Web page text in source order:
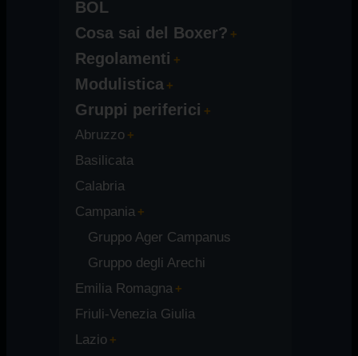
BOL
Cosa sai del Boxer?
Regolamenti
Modulistica
Gruppi periferici
Abruzzo
Basilicata
Calabria
Campania
Gruppo Ager Campanus
Gruppo degli Arechi
Emilia Romagna
Friuli-Venezia Giulia
Lazio